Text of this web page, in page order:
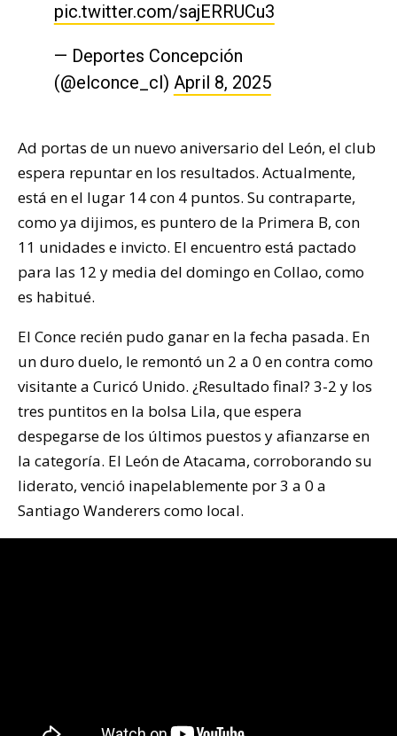
pic.twitter.com/sajERRUCu3
— Deportes Concepción
(@elconce_cl) April 8, 2025
Ad portas de un nuevo aniversario del León, el club
espera repuntar en los resultados. Actualmente,
está en el lugar 14 con 4 puntos. Su contraparte,
como ya dijimos, es puntero de la Primera B, con
11 unidades e invicto. El encuentro está pactado
para las 12 y media del domingo en Collao, como
es habitué.
El Conce recién pudo ganar en la fecha pasada. En
un duro duelo, le remontó un 2 a 0 en contra como
visitante a Curicó Unido. ¿Resultado final? 3-2 y los
tres puntitos en la bolsa Lila, que espera
despegarse de los últimos puestos y afianzarse en
la categoría. El León de Atacama, corroborando su
liderato, venció inapelablemente por 3 a 0 a
Santiago Wanderers como local.